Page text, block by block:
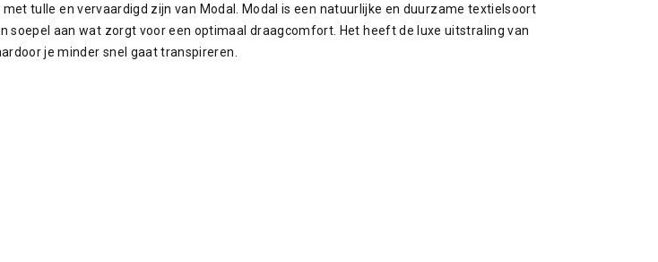
tulle en vervaardigd zijn van Modal. Modal is een natuurlijke en duurzame textielsoort
aan wat zorgt voor een optimaal draagcomfort. Het heeft de luxe uitstraling van
je minder snel gaat transpireren.